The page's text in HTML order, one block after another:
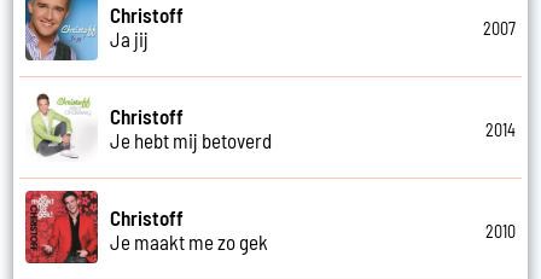
Christoff
Ja jij
2007
Christoff
Je hebt mij betoverd
2014
Christoff
Je maakt me zo gek
2010